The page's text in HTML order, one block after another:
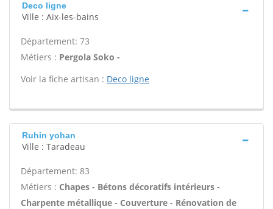
Deco ligne
Ville : Aix-les-bains
Département: 73
Métiers : Pergola Soko -
Voir la fiche artisan : Deco ligne
Ruhin yohan
Ville : Taradeau
Département: 83
Métiers : Chapes - Bétons décoratifs intérieurs -
Charpente métallique - Couverture - Rénovation de